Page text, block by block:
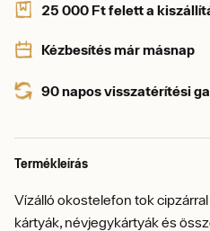
25 000 Ft felett a
Kézbesítés már másnap
90 napos visszatérítési
Termékleírás
Vízálló okostelefon tok
kártyák, névjegykártyák és